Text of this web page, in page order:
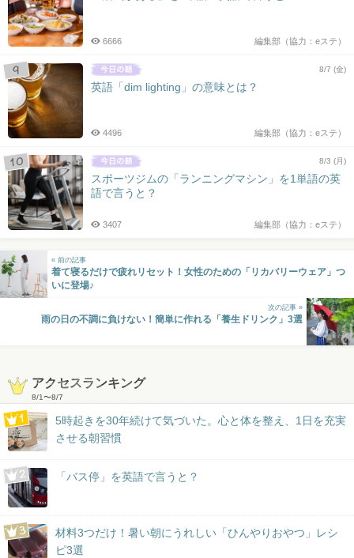
編集部（協力：eステ）
6666
8/7 (金)
英語「dim lighting」の意味とは？
編集部（協力：eステ）
4496
8/3 (月)
スポーツジムの「ランニングマシン」を1単語の英
語で言うと？
編集部（協力：eステ）
3407
« 前の記事
着て寝るだけで疲れリセット！女性のための「リカバリーウェア」つ
いに登場♪
次の記事 »
雨の日の不調に負けない！簡単に作れる「養生ドリンク」3選
アクセスランキング
8/1〜8/7
5時起きを30年続けて気づいた。心と体を整え、1日を充実
させる朝習慣
「バス停」を英語で言うと？
材料3つだけ！暑い朝にうれしい「ひんやりおやつ」レシ
ピ3選